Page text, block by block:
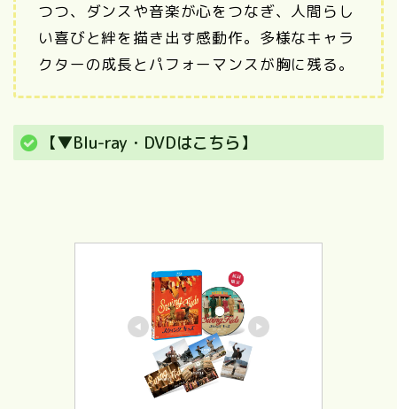
つつ、ダンスや音楽が心をつなぎ、人間らし
い喜びと絆を描き出す感動作。多様なキャラ
クターの成長とパフォーマンスが胸に残る。
【▼Blu-ray・DVDはこちら】